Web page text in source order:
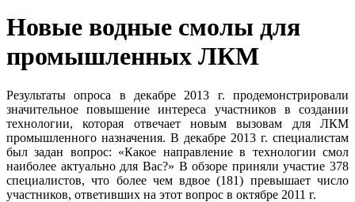
Новые водные смолы для
промышленных ЛКМ
Результаты опроса в декабре 2013 г. продемонстрировали
значительное повышение интереса участников в создании
технологии, которая отвечает новым вызовам для ЛКМ
промышленного назначения. В декабре 2013 г. специалистам
был задан вопрос: «Какое направление в технологии смол
наиболее актуально для Вас?» В обзоре приняли участие 378
специалистов, что более чем вдвое (181) превышает число
участников, ответивших на этот вопрос в октябре 2011 г.